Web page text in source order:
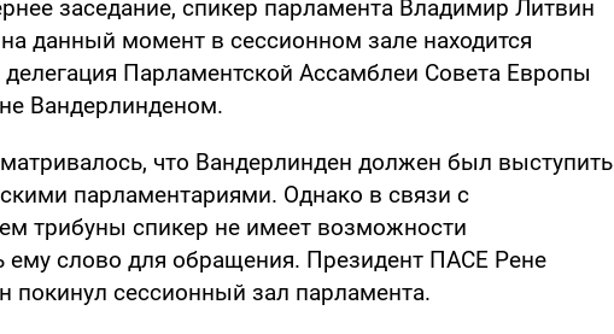
заседание, спикер парламента Владимир Литвин
данный момент в сессионном зале находится
Парламентской Ассамблеи Совета Европы
Вандерлинденом.
что Вандерлинден должен был выступить
парламентариями. Однако в связи с
трибуны спикер не имеет возможности
ему слово для обращения. Президент ПАСЕ Рене
покинул сессионный зал парламента.